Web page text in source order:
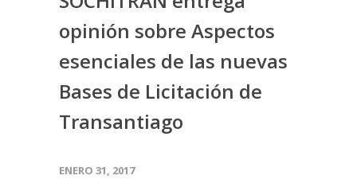
opinión sobre Aspectos
esenciales de las nuevas
Bases de Licitación de
Transantiago
ENERO 31, 2017